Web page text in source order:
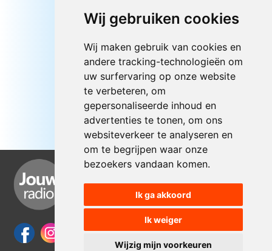
Wij gebruiken cookies
Wij maken gebruik van cookies en
andere tracking-technologieën om
uw surfervaring op onze website
te verbeteren, om
gepersonaliseerde inhoud en
advertenties te tonen, om ons
websiteverkeer te analyseren en
om te begrijpen waar onze
bezoekers vandaan komen.
Ik ga akkoord
Ik weiger
Wijzig mijn voorkeuren